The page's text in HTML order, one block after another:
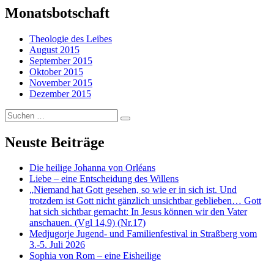
Monatsbotschaft
Theologie des Leibes
August 2015
September 2015
Oktober 2015
November 2015
Dezember 2015
Suchen
…
Neuste Beiträge
Die heilige Johanna von Orléans
Liebe – eine Entscheidung des Willens
„Niemand hat Gott gesehen, so wie er in sich ist. Und
trotzdem ist Gott nicht gänzlich unsichtbar geblieben… Gott
hat sich sichtbar gemacht: In Jesus können wir den Vater
anschauen. (Vgl 14,9) (Nr.17)
Medjugorje Jugend- und Familienfestival in Straßberg vom
3.-5. Juli 2026
Sophia von Rom – eine Eisheilige